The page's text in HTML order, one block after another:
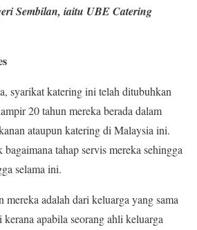
Sembilan, iaitu UBE Catering
syarikat katering ini telah ditubuhkan
20 tahun mereka berada dalam
ataupun katering di Malaysia ini.
tahap servis mereka sehingga
selama ini.
mereka adalah dari keluarga yang sama
apabila seorang ahli keluarga